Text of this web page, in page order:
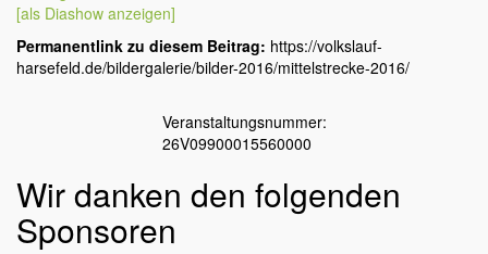
[als Diashow anzeigen]
Permanentlink zu diesem Beitrag: https://volkslauf-
harsefeld.de/bildergalerie/bilder-2016/mittelstrecke-2016/
Veranstaltungsnummer:
26V09900015560000
Wir danken den folgenden
Sponsoren